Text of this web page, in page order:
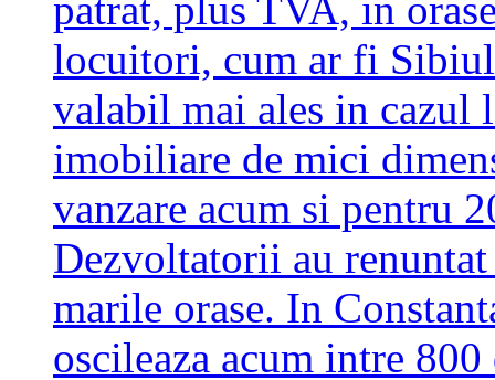
locuitori, cum ar fi
valabil mai ales in
imobiliare de mici
vanzare acum si pentru
Dezvoltatorii au
marile orase. In
oscileaza acum intre